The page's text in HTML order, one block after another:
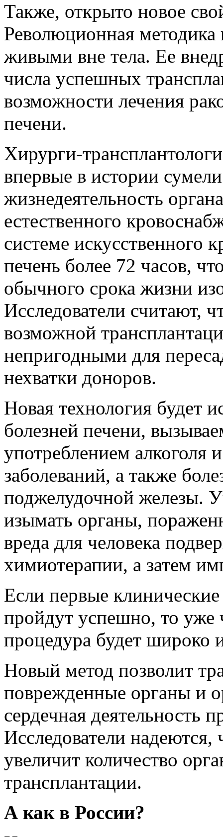
Также, открыто новое
Революционная методика
живыми вне тела. Ее
числа успешных
возможности лечения
печени.
Хирурги-
впервые в истории
жизнедеятельность
естественного
системе искусственного
печень более 72 часов,
обычного срока жизни
Исследователи считают,
возможной
непригодными для
нехватки доноров.
Новая технология будет
болезней печени,
употреблением алкоголя
заболеваний, а также
поджелудочной железы.
изымать органы,
вреда для человека
химиотерапии, а затем
Если первые
пройдут успешно, то уже
процедура будет широко
Новый метод позволит
поврежденные органы и
сердечная деятельность
Исследователи
увеличит количество
трансплантации.
А как в России?